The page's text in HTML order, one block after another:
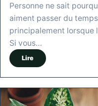
Personne ne sait
aiment passer du
principalement lorsque
Si vous…
Lire